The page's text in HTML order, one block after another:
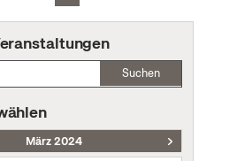
Suchen
März 2024